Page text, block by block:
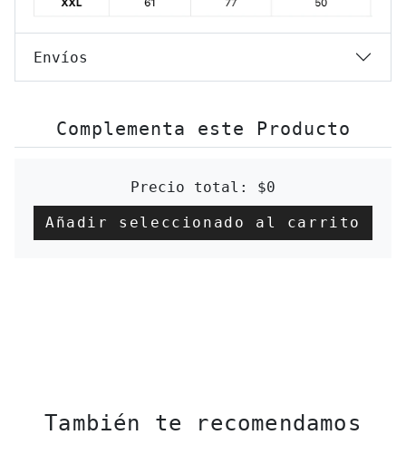
Envíos
Complementa este Producto
Precio total: $0
Añadir seleccionado al carrito
También te recomendamos